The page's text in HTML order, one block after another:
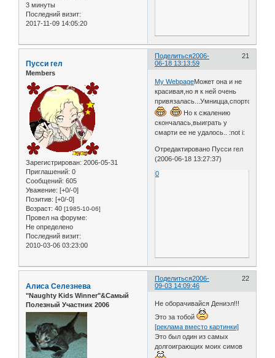
3 минуты
Последний визит:
2017-11-09 14:05:20
Поделиться 21
2006-
06-18 13:13:59
Пусси гел
Members
Зарегистрирован: 2006-05-31
Приглашений: 0
Сообщений: 605
Уважение: [+0/-0]
Позитив: [+0/-0]
Возраст: 40 [1985-10-06]
Провел на форуме:
Не определено
Последний визит:
2010-03-06 03:23:00
My WebpageМожет она и не
красивая,но я к ней очень
Но к сжалению
скончалась,выиграть у
смарти ее не удалось.. :not i:
Отредактировано Пусси гел
(2006-06-18 13:27:37)
0
Поделиться 22
2006-
09-03 14:09:46
Алиса Селезнева
"Naughty Kids Winner"&Самый
Полезный Участник 2006
Не оборачивайся Дениэл!!!
Это за тобой
[реклама вместо картинки]
Это был один из самых
долгоиграющих моих симов